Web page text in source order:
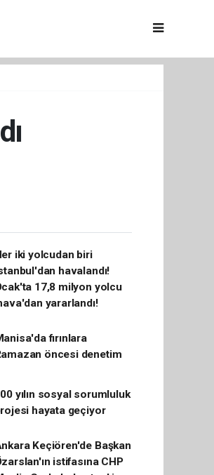
iki yolcudan biri
havalandı!
17,8 milyon yolcu
yararlandı!
fırınlara
öncesi denetim
yılın sosyal sorumluluk
hayata geçiyor
Keçiören'de Başkan
istifasına CHP